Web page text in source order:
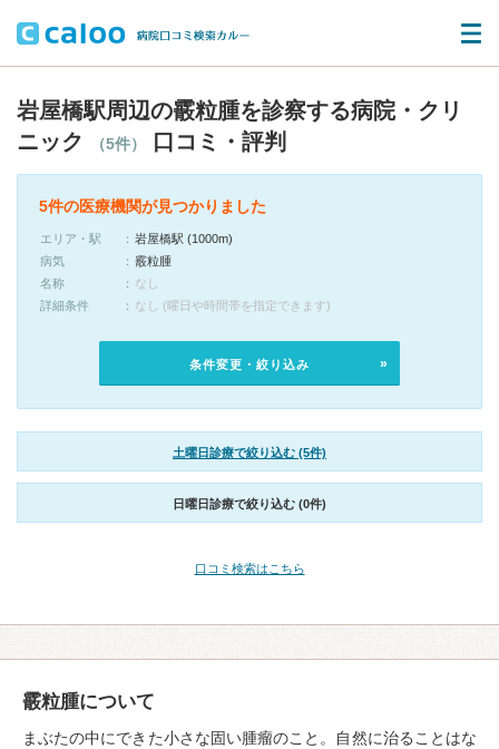
岩屋橋駅周辺の霰粒腫を診察する病院・クリ
ニック
（5件） 口コミ・評判
5件の医療機関が見つかりました
エリア・駅
岩屋橋駅 (1000m)
病気
霰粒腫
名称
なし
詳細条件
なし (曜日や時間帯を指定できます)
条件変更・絞り込み
土曜日診療で絞り込む (5件)
日曜日診療で絞り込む (0件)
口コミ検索はこちら
霰粒腫について
まぶたの中にできた小さな固い腫瘤のこと。自然に治ることはな